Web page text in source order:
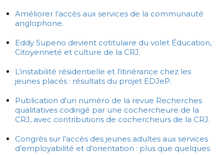
Améliorer l’accès aux services de la communauté
anglophone.
Eddy Supeno devient cotitulaire du volet Éducation,
Citoyenneté et culture de la CRJ.
L’instabilité résidentielle et l’itinérance chez les
jeunes placés : résultats du projet EDJeP.
Publication d’un numéro de la revue Recherches
qualitatives codirigé par une cochercheure de la
CRJ, avec contributions de cochercheurs de la CRJ.
Congrès sur l’accès des jeunes adultes aux services
d’employabilité et d’orientation : plus que quelques